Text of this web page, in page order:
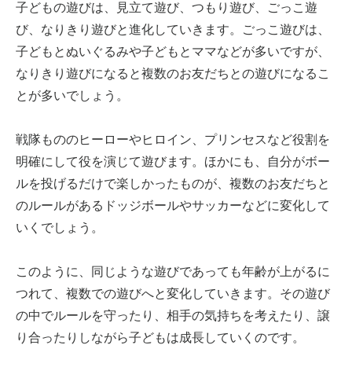
子どもの遊びは、見立て遊び、つもり遊び、ごっこ遊
び、なりきり遊びと進化していきます。ごっこ遊びは、
子どもとぬいぐるみや子どもとママなどが多いですが、
なりきり遊びになると複数のお友だちとの遊びになるこ
とが多いでしょう。
戦隊もののヒーローやヒロイン、プリンセスなど役割を
明確にして役を演じて遊びます。ほかにも、自分がボー
ルを投げるだけで楽しかったものが、複数のお友だちと
のルールがあるドッジボールやサッカーなどに変化して
いくでしょう。
このように、同じような遊びであっても年齢が上がるに
つれて、複数での遊びへと変化していきます。その遊び
の中でルールを守ったり、相手の気持ちを考えたり、譲
り合ったりしながら子どもは成長していくのです。